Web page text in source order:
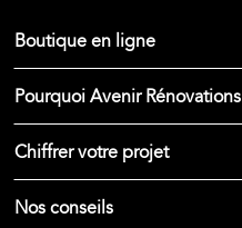
Boutique en ligne
Pourquoi Avenir Rénovations
Chiffrer votre projet
Nos conseils